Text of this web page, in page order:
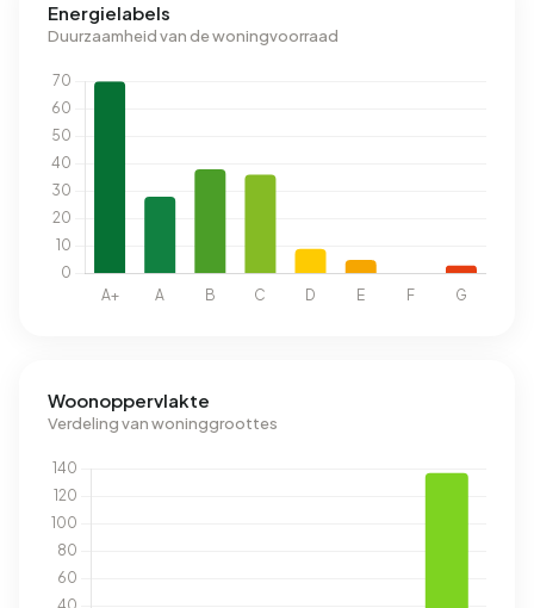
Energielabels
Duurzaamheid van de woningvoorraad
Woonoppervlakte
Verdeling van woninggroottes